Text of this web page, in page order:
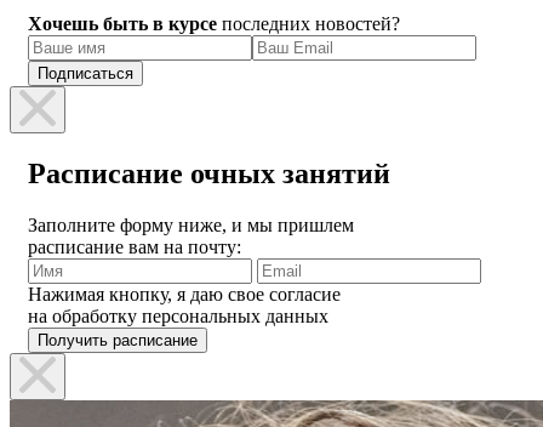
Хочешь быть в курсе последних новостей?
Расписание очных занятий
Заполните форму ниже, и мы пришлем
расписание вам на почту:
Нажимая кнопку, я даю свое согласие
на обработку персональных данных